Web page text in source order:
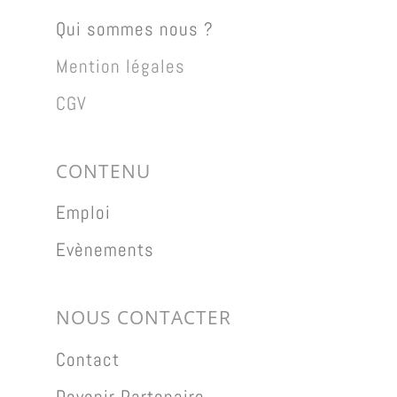
Qui sommes nous ?
Mention légales
CGV
CONTENU
Emploi
Evènements
NOUS CONTACTER
Contact